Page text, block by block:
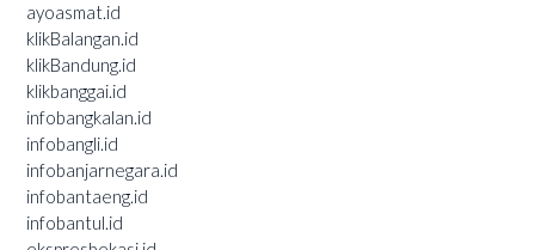
ayoasmat.id
klikBalangan.id
klikBandung.id
klikbanggai.id
infobangkalan.id
infobangli.id
infobanjarnegara.id
infobantaeng.id
infobantul.id